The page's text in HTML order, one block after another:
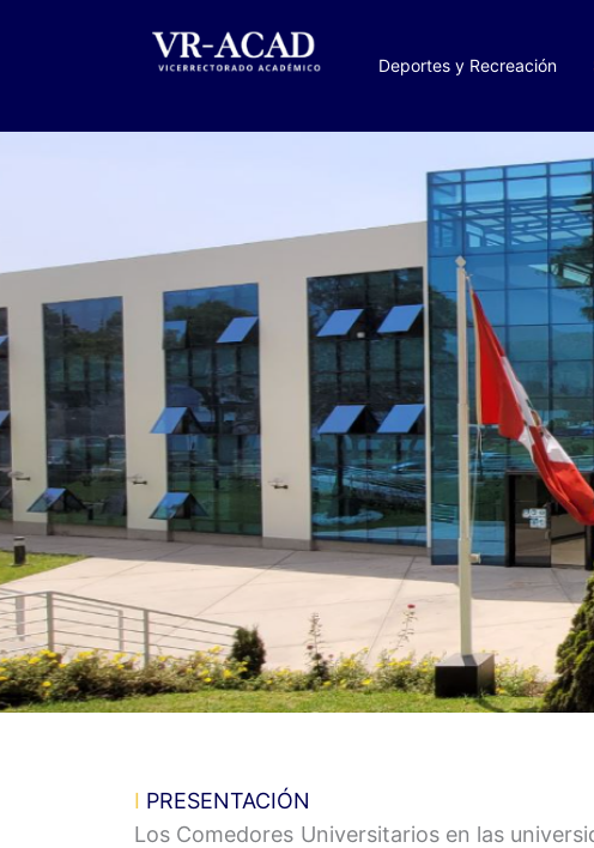
Deportes y Recreación
I PRESENTACIÓN
Los Comedores Universitarios en las